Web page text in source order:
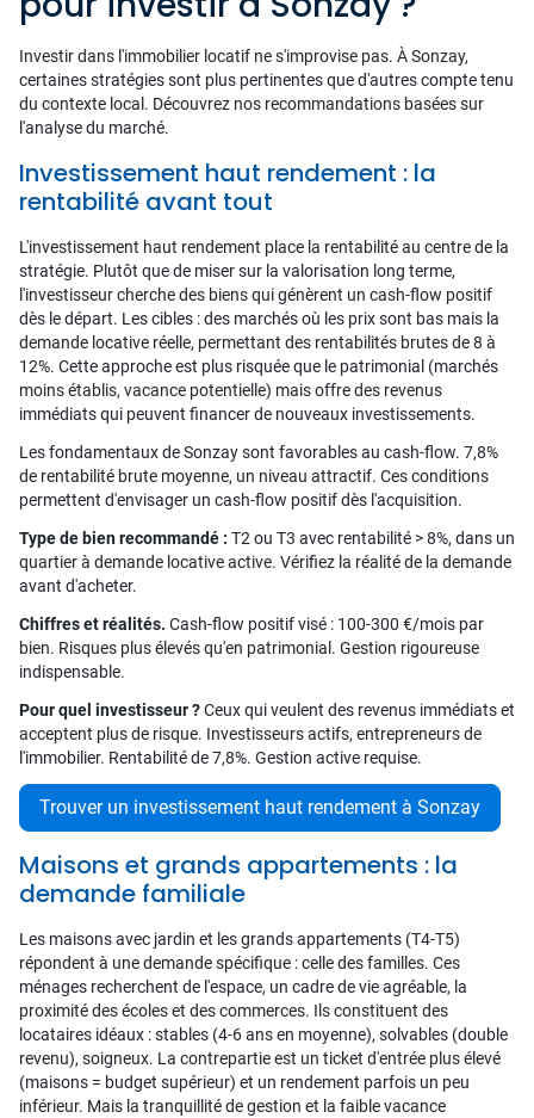
Investir dans l'immobilier locatif ne s'improvise pas. À Sonzay,
certaines stratégies sont plus pertinentes que d'autres compte tenu
du contexte local. Découvrez nos recommandations basées sur
l'analyse du marché.
Investissement haut rendement : la
rentabilité avant tout
L'investissement haut rendement place la rentabilité au centre de la
stratégie. Plutôt que de miser sur la valorisation long terme,
l'investisseur cherche des biens qui génèrent un cash-flow positif
dès le départ. Les cibles : des marchés où les prix sont bas mais la
demande locative réelle, permettant des rentabilités brutes de 8 à
12%. Cette approche est plus risquée que le patrimonial (marchés
moins établis, vacance potentielle) mais offre des revenus
immédiats qui peuvent financer de nouveaux investissements.
Les fondamentaux de Sonzay sont favorables au cash-flow. 7,8%
de rentabilité brute moyenne, un niveau attractif. Ces conditions
permettent d'envisager un cash-flow positif dès l'acquisition.
Type de bien recommandé : T2 ou T3 avec rentabilité > 8%, dans un
quartier à demande locative active. Vérifiez la réalité de la demande
avant d'acheter.
Chiffres et réalités. Cash-flow positif visé : 100-300 €/mois par
bien. Risques plus élevés qu'en patrimonial. Gestion rigoureuse
indispensable.
Pour quel investisseur ?Ceux qui veulent des revenus immédiats et
acceptent plus de risque. Investisseurs actifs, entrepreneurs de
l'immobilier. Rentabilité de 7,8%. Gestion active requise.
Trouver un investissement haut rendement à Sonzay
Maisons et grands appartements : la
demande familiale
Les maisons avec jardin et les grands appartements (T4-T5)
répondent à une demande spécifique : celle des familles. Ces
ménages recherchent de l'espace, un cadre de vie agréable, la
proximité des écoles et des commerces. Ils constituent des
locataires idéaux : stables (4-6 ans en moyenne), solvables (double
revenu), soigneux. La contrepartie est un ticket d'entrée plus élevé
(maisons = budget supérieur) et un rendement parfois un peu
inférieur. Mais la tranquillité de gestion et la faible vacance